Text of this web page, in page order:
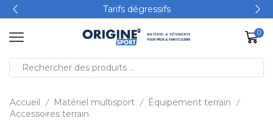
Tarifs dégressifs
0
Accueil / Matériel multisport / Équipement terrain /
Accessoires terrain